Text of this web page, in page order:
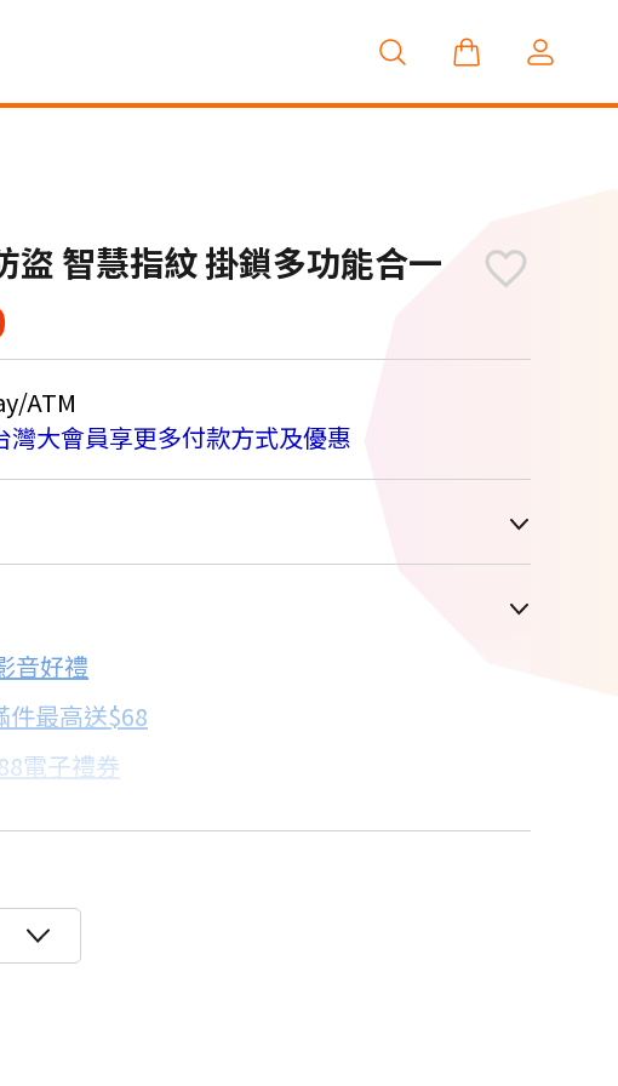
盜 智慧指紋 掛鎖多功能合一
ATM
灣大會員享更多付款方式及優惠
購物車顯示為主
配合銀行/業者
18家銀行/業者
18家銀行/業者
音好禮
件最高送$68
電子禮券
饋